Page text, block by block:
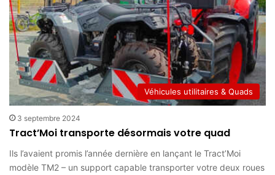
Véhicules utilitaires & Quads
3 septembre 2024
Tract’Moi transporte désormais votre quad
Ils l’avaient promis l’année dernière en lançant le Tract’Moi
modèle TM2 – un support capable transporter votre deux roues